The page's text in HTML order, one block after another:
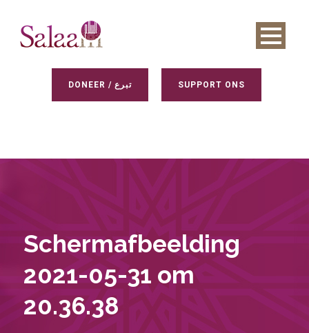
DONEER / تبرع SUPPORT ONS
Schermafbeelding
2021-05-31 om
20.36.38